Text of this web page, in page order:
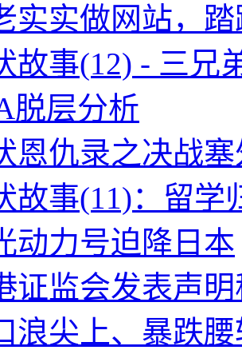
实实做网站，
故事(12) - 三兄
脱层分析
恩仇录之决战
故事(11)：留学
动力号迫降日本
证监会发表声
浪尖上、暴跌